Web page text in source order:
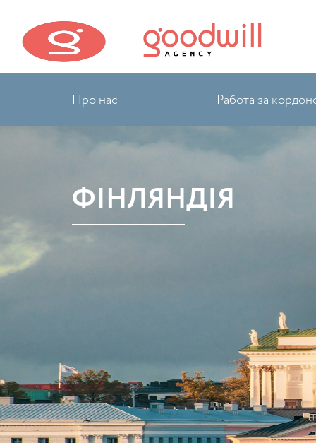
Про нас Работа за
ФІНЛЯНДІЯ